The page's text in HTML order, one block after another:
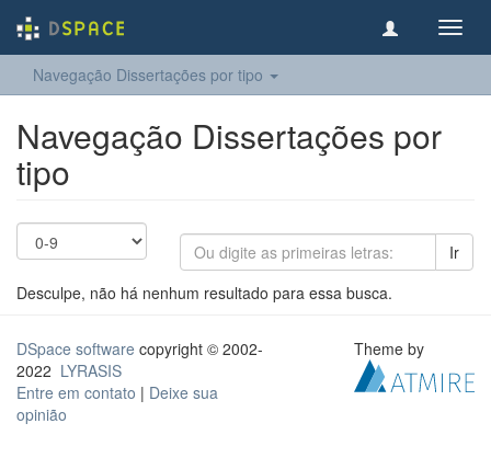
Navegação Dissertações por tipo
Navegação Dissertações por
tipo
Ir
Desculpe, não há nenhum resultado para essa busca.
DSpace software copyright © 2002-
2022 LYRASIS
Entre em contato | Deixe sua
opinião
Theme by